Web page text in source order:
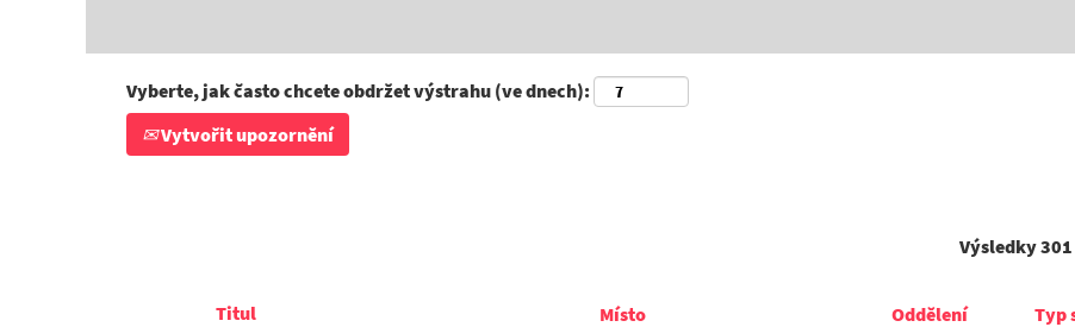
Vyberte, jak často chcete obdržet výstrahu (ve dnech):
Vytvořit upozornění
Výsledky301
Titul Místo Oddělení Typ